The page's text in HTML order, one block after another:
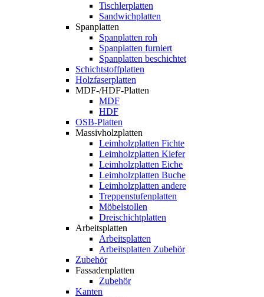
Tischlerplatten
Sandwichplatten
Spanplatten
Spanplatten roh
Spanplatten furniert
Spanplatten beschichtet
Schichtstoffplatten
Holzfaserplatten
MDF-/HDF-Platten
MDF
HDF
OSB-Platten
Massivholzplatten
Leimholzplatten Fichte
Leimholzplatten Kiefer
Leimholzplatten Eiche
Leimholzplatten Buche
Leimholzplatten andere
Treppenstufenplatten
Möbelstollen
Dreischichtplatten
Arbeitsplatten
Arbeitsplatten
Arbeitsplatten Zubehör
Zubehör
Fassadenplatten
Zubehör
Kanten